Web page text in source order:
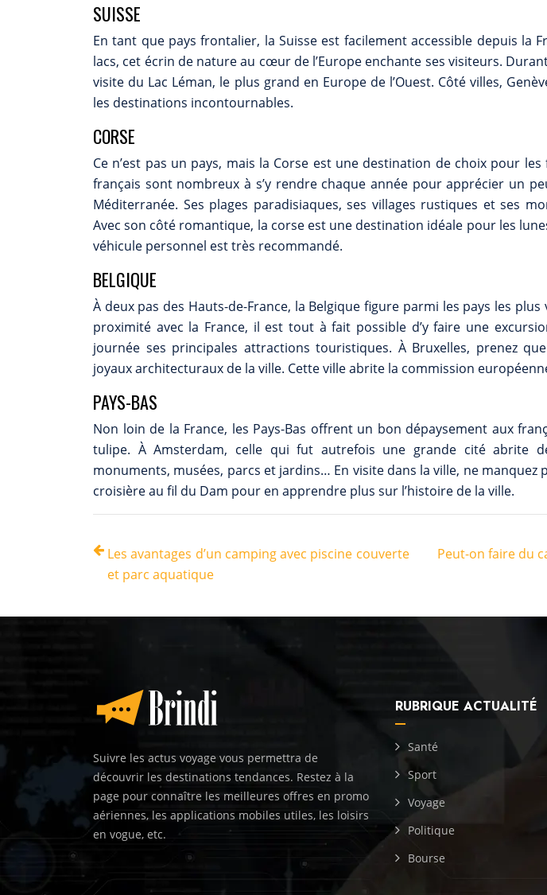
SUISSE
En tant que pays frontalier, la Suisse est facilement accessible depuis la
lacs, cet écrin de nature au cœur de l’Europe enchante ses visiteurs.
visite du Lac Léman, le plus grand en Europe de l’Ouest. Côté villes,
les destinations incontournables.
CORSE
Ce n’est pas un pays, mais la Corse est une destination de choix pour
français sont nombreux à s’y rendre chaque année pour apprécier un
Méditerranée. Ses plages paradisiaques, ses villages rustiques et ses
Avec son côté romantique, la corse est une destination idéale pour les
véhicule personnel est très recommandé.
BELGIQUE
À deux pas des Hauts-de-France, la Belgique figure parmi les pays les
proximité avec la France, il est tout à fait possible d’y faire une
journée ses principales attractions touristiques. À Bruxelles, prenez
joyaux architecturaux de la ville. Cette ville abrite la commission
PAYS-BAS
Non loin de la France, les Pays-Bas offrent un bon dépaysement aux
tulipe. À Amsterdam, celle qui fut autrefois une grande cité abrite
monuments, musées, parcs et jardins… En visite dans la ville, ne manquez
croisière au fil du Dam pour en apprendre plus sur l’histoire de la ville.
Les avantages d’un camping avec piscine couverte
et parc aquatique
Peut-on faire du
Suivre les actus voyage vous permettra de
découvrir les destinations tendances. Restez à la
page pour connaître les meilleures offres en promo
aériennes, les applications mobiles utiles, les loisirs
en vogue, etc.
RUBRIQUE ACTUALITÉ
Santé
Sport
Voyage
Politique
Bourse